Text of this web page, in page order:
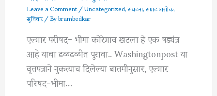
Leave a Comment/Uncategorized,संघटना,सम्राट अशोक,
सुविचार/ Bybrambedkar
एल्गार परीषद- भीमा कोरेगाव खटला हे एक षड्यंत्र
आहे याचा ढळढळीत पुरावा.. Washingtonpost या
वृत्तपत्राने नुकत्याच दिलेल्या बातमीनुसार, एल्गार
परिषद-भीमा…